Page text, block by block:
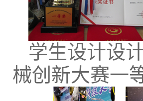
学生设计设
械创新大赛一